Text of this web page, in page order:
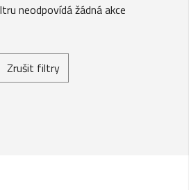
neodpovídá žádná akce
Zrušit filtry